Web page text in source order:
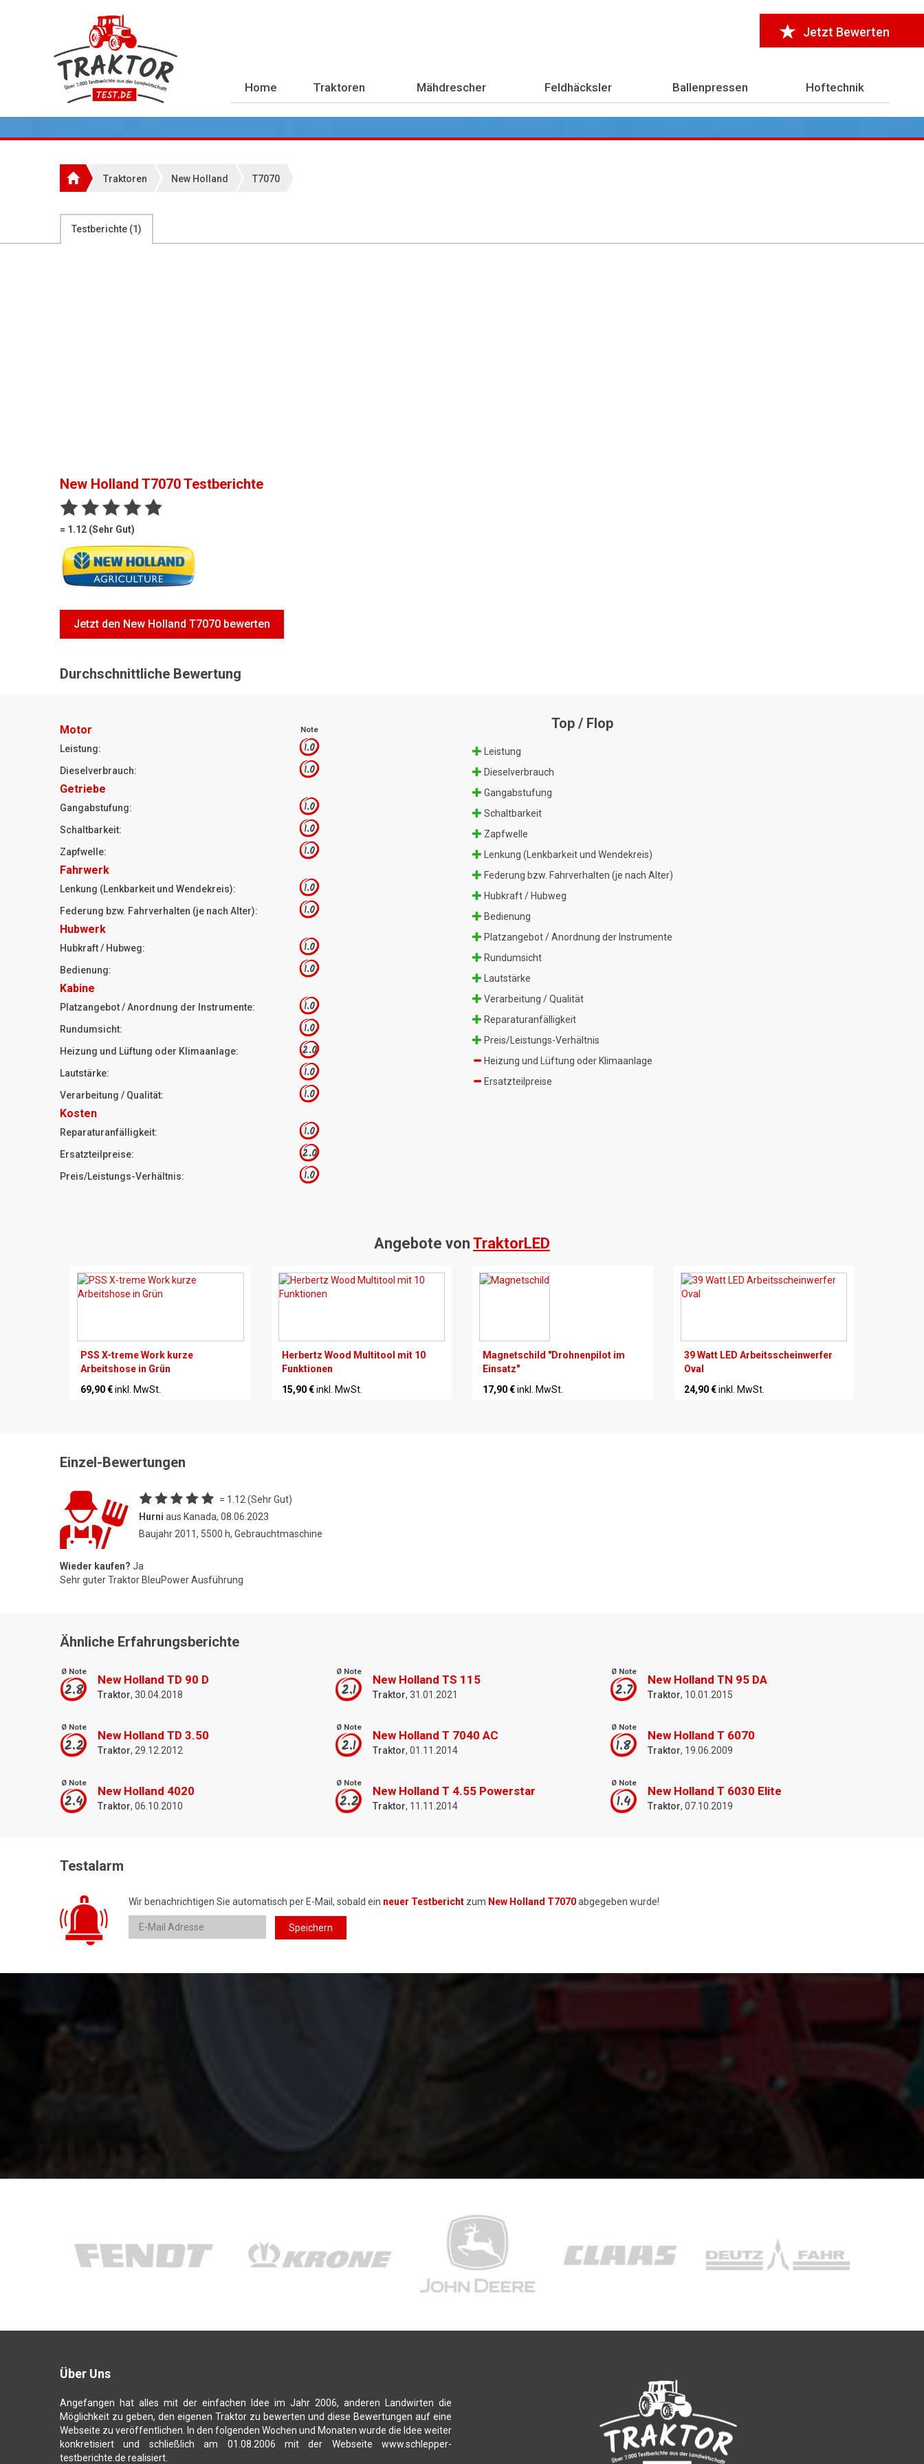
Jetzt Bewerten
Home Traktoren Mähdrescher Feldhäcksler Ballenpressen Hoftechnik
Traktoren New Holland T7070
Testberichte (1)
New Holland T7070Testberichte
= 1.12 (Sehr Gut)
Jetzt den New Holland T7070 bewerten
Durchschnittliche Bewertung
Motor Note
Leistung: 1.0
Dieselverbrauch: 1.0
Getriebe
Gangabstufung: 1.0
Schaltbarkeit: 1.0
Zapfwelle: 1.0
Fahrwerk
Lenkung (Lenkbarkeit und Wendekreis): 1.0
Federung bzw. Fahrverhalten (je nach Alter): 1.0
Hubwerk
Hubkraft / Hubweg: 1.0
Bedienung: 1.0
Kabine
Platzangebot / Anordnung der Instrumente: 1.0
Rundumsicht: 1.0
Heizung und Lüftung oder Klimaanlage: 2.0
Lautstärke: 1.0
Verarbeitung / Qualität: 1.0
Kosten
Reparaturanfälligkeit: 1.0
Ersatzteilpreise: 2.0
Preis/Leistungs-Verhältnis: 1.0
Top / Flop
Leistung
Dieselverbrauch
Gangabstufung
Schaltbarkeit
Zapfwelle
Lenkung (Lenkbarkeit und Wendekreis)
Federung bzw. Fahrverhalten (je nach Alter)
Hubkraft / Hubweg
Bedienung
Platzangebot / Anordnung der Instrumente
Rundumsicht
Lautstärke
Verarbeitung / Qualität
Reparaturanfälligkeit
Preis/Leistungs-Verhältnis
Heizung und Lüftung oder Klimaanlage
Ersatzteilpreise
Angebote von TraktorLED
PSS X-treme Work kurze
Arbeitshose in Grün
69,90 €inkl. MwSt.
Herbertz Wood Multitool mit 10
Funktionen
15,90 € inkl. MwSt.
Magnetschild "Drohnenpilot im
Einsatz"
17,90 €inkl. MwSt.
39 Watt LED Arbeitsscheinwerfer
Oval
24,90 € inkl. MwSt.
Einzel-Bewertungen
= 1.12 (Sehr Gut)
Hurni aus Kanada, 08.06.2023
Baujahr 2011, 5500 h, Gebrauchtmaschine
Wieder kaufen? Ja
Sehr guter Traktor BleuPower Ausführung
Ähnliche Erfahrungsberichte
Ø Note
2.8
New Holland TD 90 D
Traktor, 30.04.2018
Ø Note
2.1
New Holland TS 115
Traktor, 31.01.2021
Ø Note
2.7
New Holland TN 95 DA
Traktor, 10.01.2015
Ø Note
2.2
New Holland TD 3.50
Traktor, 29.12.2012
Ø Note
2.1
New Holland T 7040 AC
Traktor, 01.11.2014
Ø Note
1.8
New Holland T 6070
Traktor, 19.06.2009
Ø Note
2.4
New Holland 4020
Traktor, 06.10.2010
Ø Note
2.2
New Holland T 4.55 Powerstar
Traktor, 11.11.2014
Ø Note
1.4
New Holland T 6030 Elite
Traktor, 07.10.2019
Testalarm
Wir benachrichtigen Sie automatisch per E-Mail, sobald ein neuer Testbericht zum New Holland T7070abgegeben wurde!
Speichern
Über Uns
Angefangen hat alles mit der einfachen Idee im Jahr 2006, anderen Landwirten die
Möglichkeit zu geben, den eigenen Traktor zu bewerten und diese Bewertungen auf eine
Webseite zu veröffentlichen. In den folgenden Wochen und Monaten wurde die Idee weiter
konkretisiert und schließlich am 01.08.2006 mit der Webseite www.schlepper-
testberichte.de realisiert.